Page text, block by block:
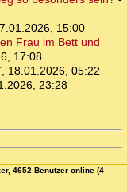
15:00
Frau im Bett und
17:08
, 18.01.2026, 05:22
23:28
4652 Benutzer online (4